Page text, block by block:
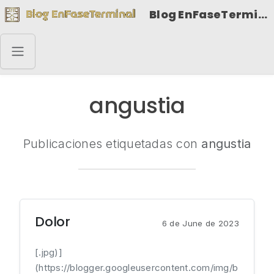
Blog EnFaseTerminal
angustia
Publicaciones etiquetadas con angustia
Dolor 6 de June de 2023
[.jpg)]
(https://blogger.googleusercontent.com/img/b